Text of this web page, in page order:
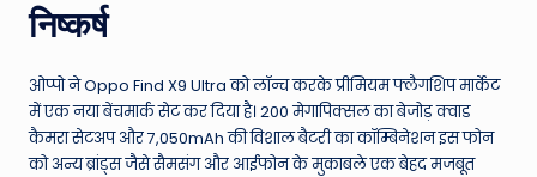
निष्कर्ष
ओप्पो ने Oppo Find X9 Ultra को लॉन्च करके प्रीमियम फ्लैगशिप मार्केट
में एक नया बेंचमार्क सेट कर दिया है। 200 मेगापिक्सल का बेजोड़ क्वाड
कैमरा सेटअप और 7,050mAh की विशाल बैटरी का कॉम्बिनेशन इस फोन
को अन्य ब्रांड्स जैसे सैमसंग और आईफोन के मुकाबले एक बेहद मजबूत